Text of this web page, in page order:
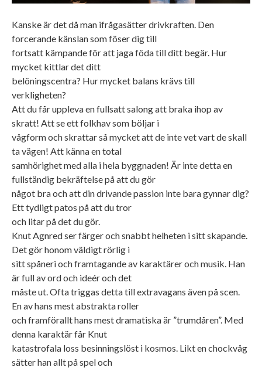
Kanske är det då man ifrågasätter drivkraften. Den
forcerande känslan som föser dig till
fortsatt kämpande för att jaga föda till ditt begär. Hur
mycket kittlar det ditt
belöningscentra? Hur mycket balans krävs till
verkligheten?
Att du får uppleva en fullsatt salong att braka ihop av
skratt! Att se ett folkhav som böljar i
vågform och skrattar så mycket att de inte vet vart de skall
ta vägen! Att känna en total
samhörighet med alla i hela byggnaden! Är inte detta en
fullständig bekräftelse på att du gör
något bra och att din drivande passion inte bara gynnar dig?
Ett tydligt patos på att du tror
och litar på det du gör.
Knut Agnred ser färger och snabbt helheten i sitt skapande.
Det gör honom väldigt rörlig i
sitt spåneri och framtagande av karaktärer och musik. Han
är full av ord och ideér och det
måste ut. Ofta triggas detta till extravagans även på scen.
En av hans mest abstrakta roller
och framförallt hans mest dramatiska är ”trumdåren”. Med
denna karaktär får Knut
katastrofala loss besinningslöst i kosmos. Likt en chockvåg
sätter han allt på spel och